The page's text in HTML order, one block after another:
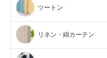
ツートン
リネン・綿カーテン